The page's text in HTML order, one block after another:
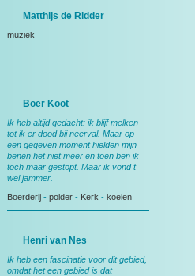
Matthijs de Ridder
muziek
Boer Koot
Ik heb altijd gedacht: ik blijf melken
tot ik er dood bij neerval. Maar op
een gegeven moment hielden mijn
benen het niet meer en toen ben ik
toch maar gestopt. Maar ik vond t
wel jammer.
Boerderij - polder - Kerk - koeien
Henri van Nes
Ik heb een fascinatie voor dit gebied,
omdat het een gebied is dat